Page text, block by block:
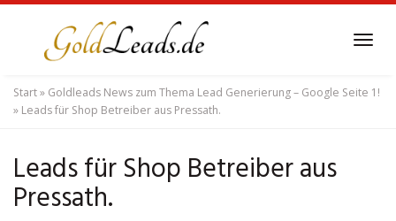
content
Start» Goldleads News zum Thema Lead Generierung – Google Seite 1!
» Leads für Shop Betreiber aus Pressath.
Leads für Shop Betreiber aus
Pressath.